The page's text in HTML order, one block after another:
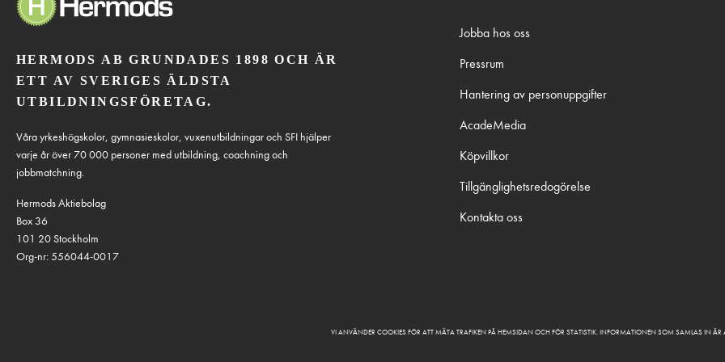
HERMODS AB GRUNDADES 1898 OCH ÄR
ETT AV SVERIGES ÄLDSTA
UTBILDNINGSFÖRETAG.
Våra yrkeshögskolor, gymnasieskolor, vuxenutbildningar och SFI hjälper
varje år över 70 000 personer med utbildning, coachning och
jobbmatchning.
Hermods Aktiebolag
Box 36
101 20 Stockholm
Org-nr: 556044-0017
Jobba hos oss
Pressrum
Hantering av personuppgifter
AcadeMedia
Köpvillkor
Tillgänglighetsredogörelse
Kontakta oss
VI ANVÄNDER COOKIES FÖR ATT MÄTA TRAFIKEN PÅ HEMSIDAN OCH FÖR STATISTIK. INFORMATIONEN SOM SAMLAS IN